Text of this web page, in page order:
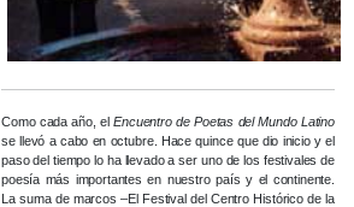
Como cada año, elEncuentro de Poetas del Mundo Latino
se llevó a cabo en octubre. Hace quince que dio inicio y el
paso del tiempo lo ha llevado a ser uno de los festivales de
poesía más importantes en nuestro país y el continente.
La suma de marcos –El Festival del Centro Histórico de la